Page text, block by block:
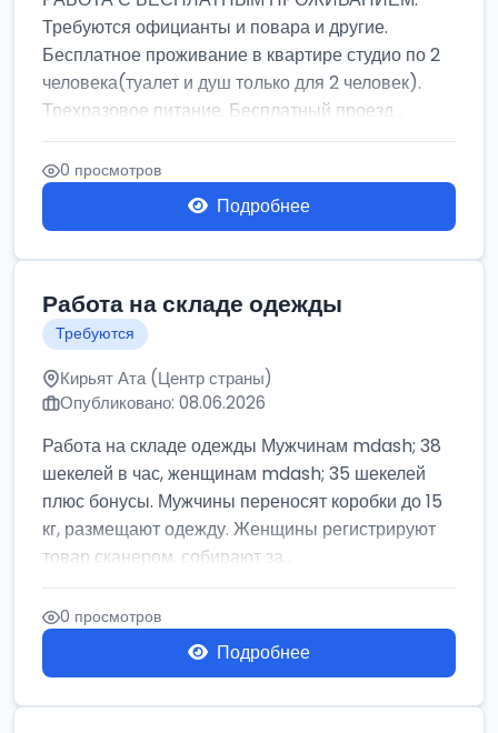
Требуются официанты и повара и другие.
Бесплатное проживание в квартире студио по 2
человека(туалет и душ только для 2 человек).
Трехразовое питание. Бесплатный проезд...
0 просмотров
Подробнее
Работа на складе одежды
Требуются
Кирьят Ата (Центр страны)
Опубликовано: 08.06.2026
Работа на складе одежды Мужчинам mdash; 38
шекелей в час, женщинам mdash; 35 шекелей
плюс бонусы. Мужчины переносят коробки до 15
кг, размещают одежду. Женщины регистрируют
товар сканером, собирают за...
0 просмотров
Подробнее